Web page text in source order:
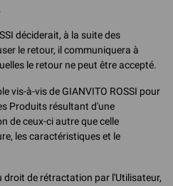
déciderait, à la suite des
le retour, il communiquera à
le retour ne peut être accepté.
vis-à-vis de GIANVITO ROSSI pour
Produits résultant d'une
de ceux-ci autre que celle
les caractéristiques et le
droit de rétractation par l'Utilisateur,